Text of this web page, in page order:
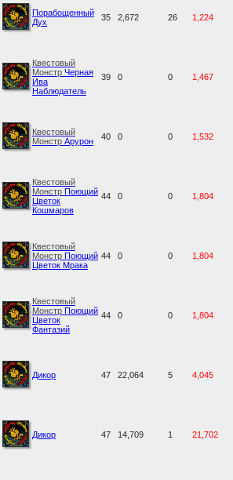
Порабощенный
Дух
35 2,672 26 1,224
Квестовый
Монстр Черная
Ива
Наблюдатель
39 0 0 1,467
Квестовый
Монстр Арурон 40 0 0 1,532
Квестовый
Монстр Поющий
Цветок
Кошмаров
44 0 0 1,804
Квестовый
Монстр Поющий
Цветок Мрака
44 0 0 1,804
Квестовый
Монстр Поющий
Цветок
Фантазий
44 0 0 1,804
Дикор 47 22,064 5 4,045
Дикор 47 14,709 1 21,702